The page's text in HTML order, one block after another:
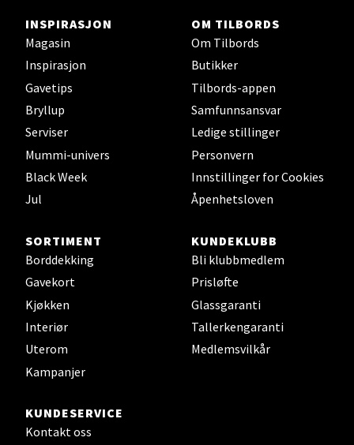
INSPIRASJON
Magasin
Inspirasjon
Gavetips
Bryllup
Serviser
Mummi-univers
Black Week
Jul
OM TILBORDS
Om Tilbords
Butikker
Tilbords-appen
Samfunnsansvar
Ledige stillinger
Personvern
Innstillinger for Cookies
Åpenhetsloven
SORTIMENT
Borddekking
Gavekort
Kjøkken
Interiør
Uterom
Kampanjer
KUNDEKLUBB
Bli klubbmedlem
Prisløfte
Glassgaranti
Tallerkengaranti
Medlemsvilkår
KUNDESERVICE
Kontakt oss
0 i butikk
Ski - Thon Senter Ski
Ski Storsenter, Jernbanesvingen 6, 1400 Ski
Velg
Sortland - Sortland Storsenter
Strangata 26, 8400 Sortland